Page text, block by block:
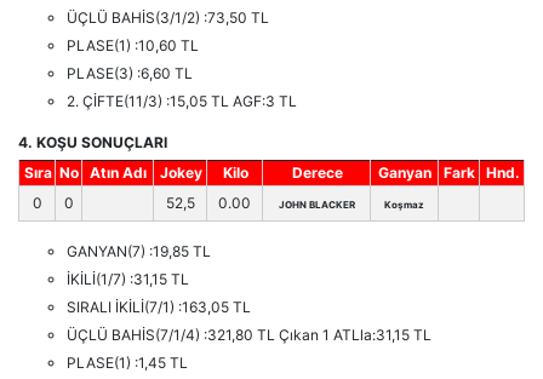
ÜÇLÜ BAHİS(3/1/2) :73,50 TL
PLASE(1) :10,60 TL
PLASE(3) :6,60 TL
2. ÇİFTE(11/3) :15,05 TL AGF:3 TL
4. KOŞU SONUÇLARI
Sıra No Atın Adı Jokey Kilo Derece Ganyan Fark Hnd.
0
0 52,5 0.00 JOHN BLACKER Koşmaz
GANYAN(7) :19,85 TL
İKİLİ(1/7) :31,15 TL
SIRALI İKİLİ(7/1) :163,05 TL
ÜÇLÜ BAHİS(7/1/4) :321,80 TL Çıkan 1 ATLla:31,15 TL
PLASE(1) :1,45 TL